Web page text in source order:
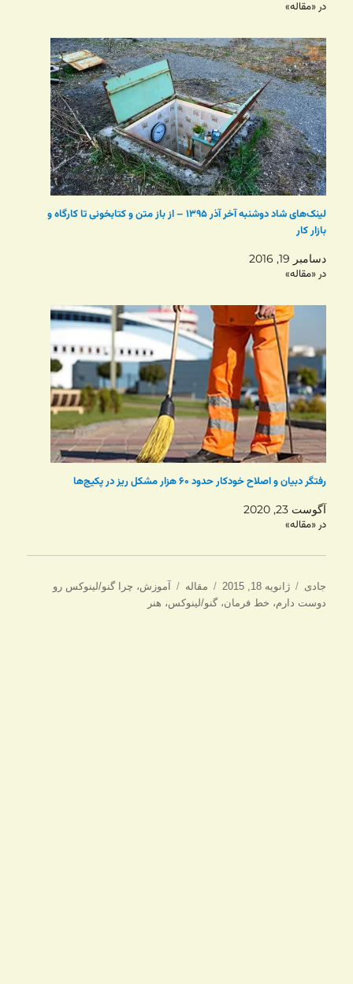
در «مقاله»
لینک‌های شاد دوشنبه‌ آخر آذر ۱۳۹۵ – از باز متن و کتابخونی تا کارگاه و
بازار کار
دسامبر 19, 2016
در «مقاله»
رفتگر دبیان و اصلاح خودکار حدود ۶۰ هزار مشکل ریز در پکیج‌ها
آگوست 23, 2020
در «مقاله»
نویسنده
جادی
ارسال
شده
ژانویه 18, 2015 دسته‌ها
مقاله برچسب‌ها
آموزش، چرا گنو/لینوکس رو
دوست دارم، خط فرمان،گنو/لینوکس، هنر